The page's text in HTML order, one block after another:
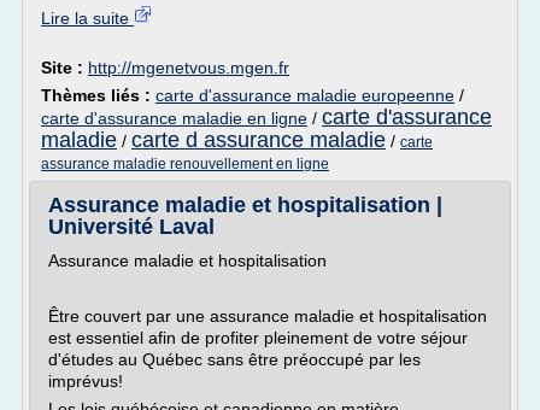
Lire la suite
Site : http://mgenetvous.mgen.fr
Thèmes liés : carte d'assurance maladie europeenne /
carte d'assurance maladie en ligne / carte d'assurance
maladie / carte d assurance maladie / carte
assurance maladie renouvellement en ligne
Assurance maladie et hospitalisation |
Université Laval
Assurance maladie et hospitalisation
Être couvert par une assurance maladie et hospitalisation
est essentiel afin de profiter pleinement de votre séjour
d'études au Québec sans être préoccupé par les
imprévus!